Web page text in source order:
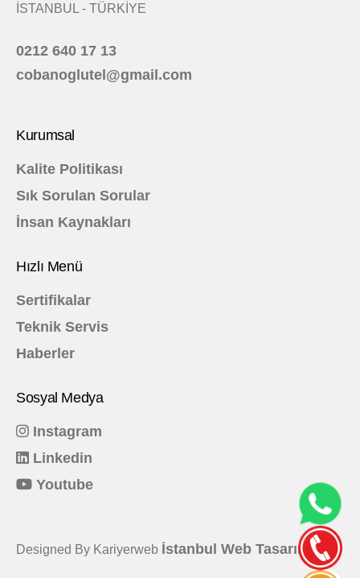
İSTANBUL - TÜRKİYE
0212 640 17 13
cobanoglutel@gmail.com
Kurumsal
Kalite Politikası
Sık Sorulan Sorular
İnsan Kaynakları
Hızlı Menü
Sertifikalar
Teknik Servis
Haberler
Sosyal Medya
Instagram
Linkedin
Youtube
Designed By Kariyerweb İstanbul Web Tasarım